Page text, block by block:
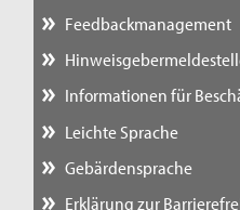
Feedbackmanagement
Informationen für
Leichte Sprache
Gebärdensprache
Erklärung zur